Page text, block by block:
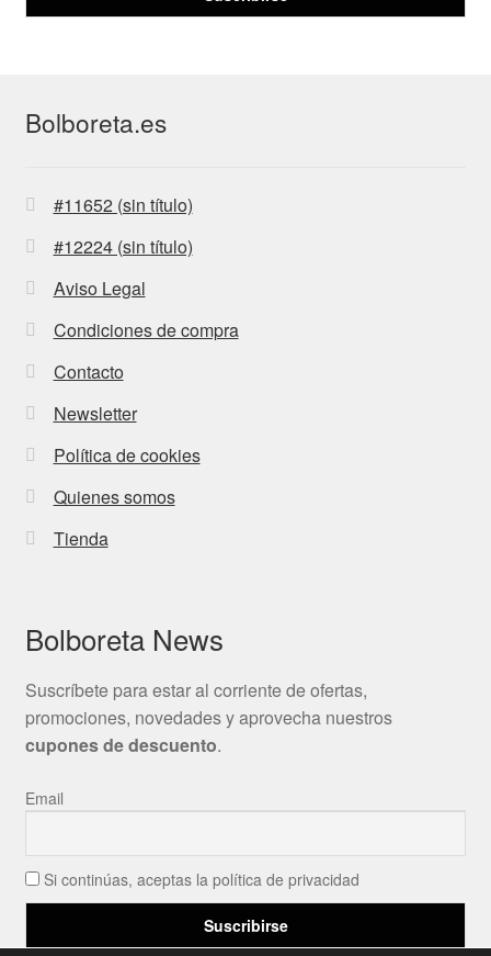
Bolboreta.es
#11652 (sin título)
#12224 (sin título)
Aviso Legal
Condiciones de compra
Contacto
Newsletter
Política de cookies
Quienes somos
Tienda
Bolboreta News
Suscríbete para estar al corriente de ofertas,
promociones, novedades y aprovecha nuestros
cupones de descuento.
Email
Si continúas, aceptas la política de privacidad